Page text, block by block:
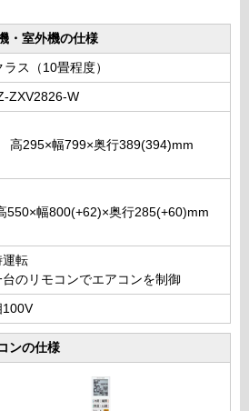
・室外機の仕様
ラス（10畳程度）
ZXV2826-W
高295×幅799×奥行389(394)mm
550×幅800(+62)×奥行285(+60)mm
運転
のリモコンでエアコンを制御
100V
ンの仕様